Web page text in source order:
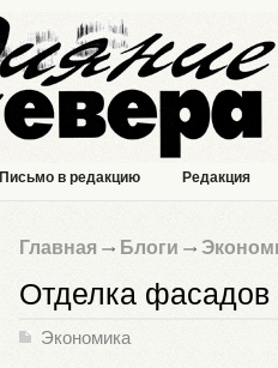
Письмо в редакцию Редакция
Главная Блоги
Отделка фасадов
Экономика